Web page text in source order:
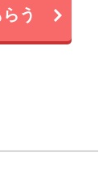
う